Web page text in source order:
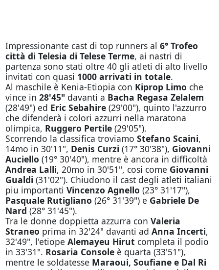
Impressionante cast di top runners al 6° Trofeo
città di Telesia di Telese Terme, ai nastri di
partenza sono stati oltre 40 gli atleti di alto livello
invitati con quasi 1000 arrivati in totale.
Al maschile è Kenia-Etiopia con Kiprop Limo che
vince in 28'45" davanti a Bacha Regasa Zelalem
(28'49") ed Eric Sebahire(29'00"), quinto l'azzurro
che difenderà i colori azzurri nella maratona
olimpica, Ruggero Pertile(29'05").
Scorrendo la classifica troviamo Stefano Scaini,
14mo in 30'11", Denis Curzi (17° 30'38"), Giovanni
Auciello (19° 30'40"), mentre è ancora in difficoltà
Andrea Lalli, 20mo in 30'51", cosi come Giovanni
Gualdi (31'02"). Chiudono il cast degli atleti italiani
piu importanti Vincenzo Agnello (23° 31'17"),
Pasquale Rutigliano (26° 31'39") e Gabriele De
Nard (28° 31'45").
Tra le donne doppietta azzurra con Valeria
Straneo prima in 32'24" davanti ad Anna Incerti,
32'49", l'etiope Alemayeu Hirut completa il podio
in 33'31". Rosaria Console è quarta (33'51"),
mentre le soldatesse Maraoui, Soufiane e Dal Ri